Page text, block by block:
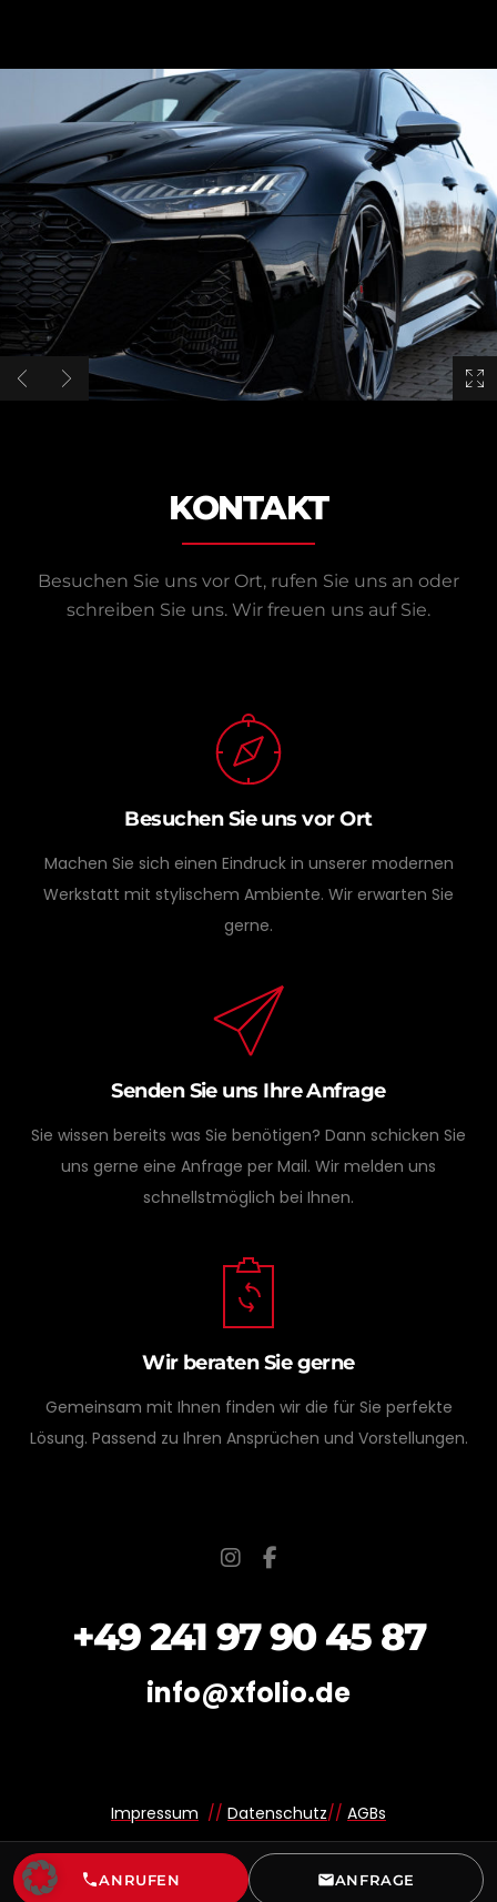
KONTAKT
Besuchen Sie uns vor Ort, rufen Sie uns an oder
schreiben Sie uns. Wir freuen uns auf Sie.
Besuchen Sie uns vor Ort
Machen Sie sich einen Eindruck in unserer modernen
Werkstatt mit stylischem Ambiente. Wir erwarten Sie
gerne.
Senden Sie uns Ihre Anfrage
Sie wissen bereits was Sie benötigen? Dann schicken Sie
uns gerne eine Anfrage per Mail. Wir melden uns
schnellstmöglich bei Ihnen.
Wir beraten Sie gerne
Gemeinsam mit Ihnen finden wir die für Sie perfekte
Lösung. Passend zu Ihren Ansprüchen und Vorstellungen.
+49 241 97 90 45 87
info@xfolio.de
Impressum // Datenschutz// AGBs
ANRUFEN ANFRAGE